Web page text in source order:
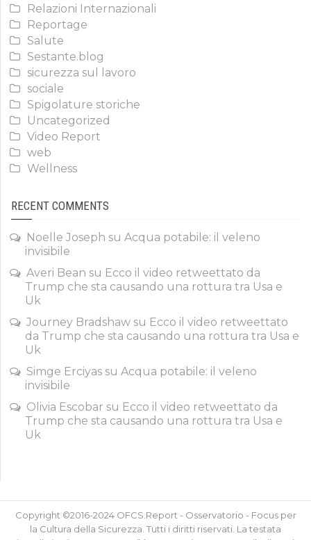
Relazioni Internazionali
Reportage
Salute
Sestante.blog
sicurezza sul lavoro
sociale
Spigolature storiche
Uncategorized
Video Report
web
Wellness
RECENT COMMENTS
Noelle Joseph su Acqua potabile: il veleno
invisibile
Averi Bean su Ecco il video retweettato da
Trump che sta causando una rottura tra Usa e
Uk
Journey Bradshaw su Ecco il video retweettato
da Trump che sta causando una rottura tra Usa e
Uk
Simge Erciyas su Acqua potabile: il veleno
invisibile
Olivia Escobar su Ecco il video retweettato da
Trump che sta causando una rottura tra Usa e
Uk
Copyright ©2016-2024 OFCS.Report - Osservatorio - Focus per
la Cultura della Sicurezza. Tutti i diritti riservati. La testata